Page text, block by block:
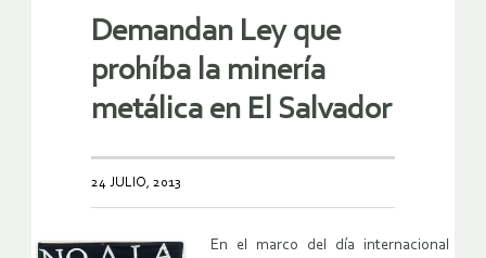
Demandan Ley que
prohíba la minería
metálica en El Salvador
24 JULIO, 2013
En el marco del día internacional